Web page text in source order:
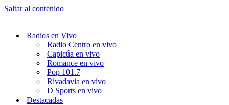
Saltar al contenido
Radios en Vivo
Radio Centro en vivo
Capicúa en vivo
Romance en vivo
Pop 101.7
Rivadavia en vivo
D Sports en vivo
Destacadas